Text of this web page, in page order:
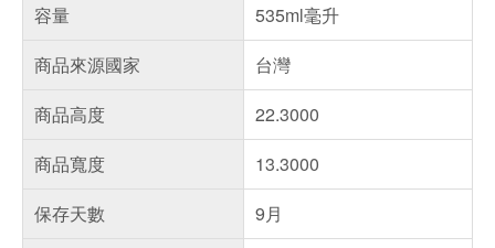
容量
535ml毫升
商品來源國家
台灣
商品高度
22.3000
商品寬度
13.3000
保存天數
9月